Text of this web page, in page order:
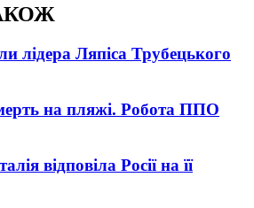
лідера Ляпіса Трубецького
на пляжі. Робота ППО
відповіла Росії на її